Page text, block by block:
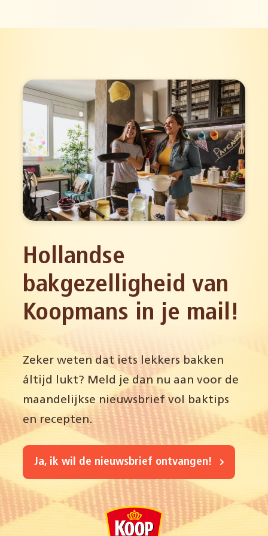
Hollandse
bakgezelligheid van
Koopmans in je mail!
Zeker weten dat iets lekkers bakken
áltijd lukt? Meld je dan nu aan voor de
maandelijkse nieuwsbrief vol baktips
en recepten.
Ja, ik wil de nieuwsbrief ontvangen!